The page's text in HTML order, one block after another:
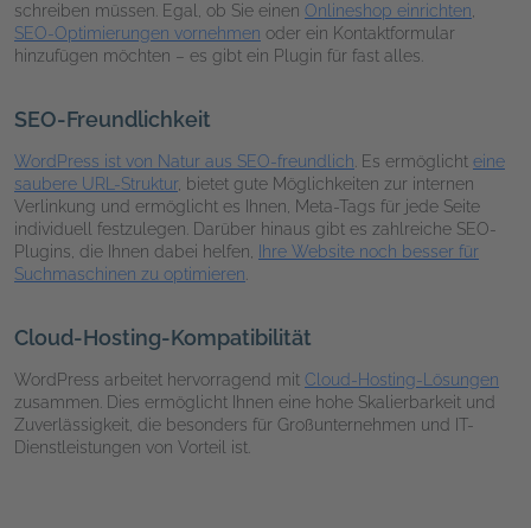
schreiben müssen. Egal, ob Sie einen Onlineshop einrichten
SEO-Optimierungen vornehmen oder ein Kontaktformular
hinzufügen möchten – es gibt ein Plugin für fast alles.
SEO-Freundlichkeit
WordPress ist von Natur aus SEO-freundlich . Es ermöglicht eine
saubere URL-Struktur, bietet gute Möglichkeiten zur internen
Verlinkung und ermöglicht es Ihnen, Meta-Tags für jede Seite
individuell festzulegen. Darüber hinaus gibt es zahlreiche SEO-
Plugins, die Ihnen dabei helfen,
Ihre Website noch besser für
Suchmaschinen zu optimieren
Cloud-Hosting-Kompatibilität
WordPress arbeitet hervorragend mit Cloud-Hosting-Lösungen
zusammen. Dies ermöglicht Ihnen eine hohe Skalierbarkeit und
Zuverlässigkeit, die besonders für Großunternehmen und IT-
Dienstleistungen von Vorteil ist.